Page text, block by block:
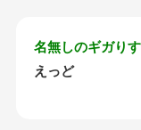
名無しのギガり
えっど